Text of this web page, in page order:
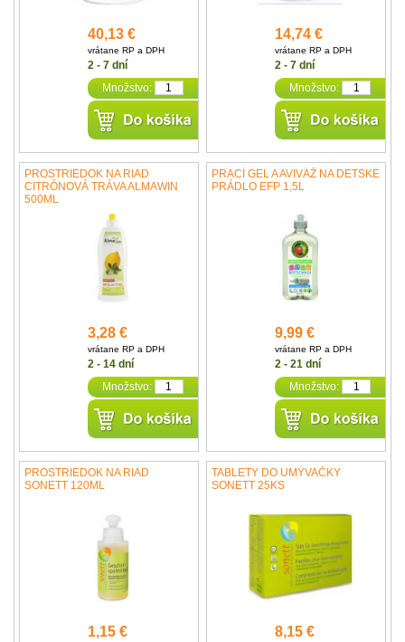
40,13 €
vrátane RP a DPH
2 - 7 dní
Množstvo:
14,74 €
vrátane RP a DPH
2 - 7 dní
Množstvo:
PROSTRIEDOK NA RIAD
CITRÓNOVÁ TRÁVA ALMAWIN
500ML
3,28 €
vrátane RP a DPH
2 - 14 dní
Množstvo:
PRACÍ GEL A AVIVÁŽ NA DETSKÉ
PRÁDLO EFP 1,5L
9,99 €
vrátane RP a DPH
2 - 21 dní
Množstvo:
PROSTRIEDOK NA RIAD
SONETT 120ML
1,15 €
TABLETY DO UMÝVAČKY
SONETT 25KS
8,15 €